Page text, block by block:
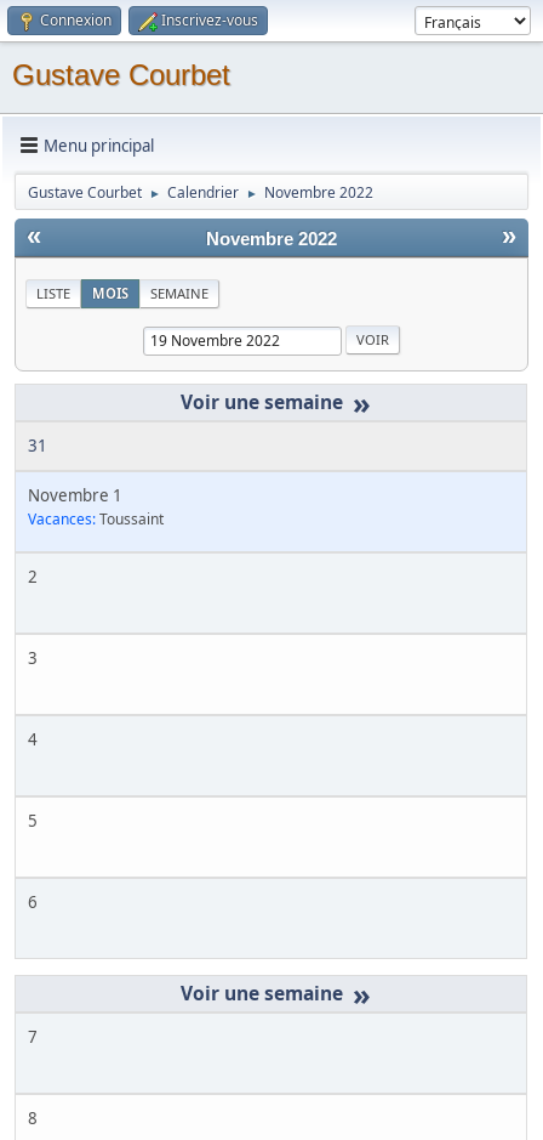
Connexion Inscrivez-vous
Gustave Courbet
Menu principal
Gustave Courbet ► Calendrier ► Novembre 2022
« »
Novembre 2022
LISTE MOIS SEMAINE
»
31
Novembre 1
Vacances:Toussaint
2
3
4
5
6
»
7
8